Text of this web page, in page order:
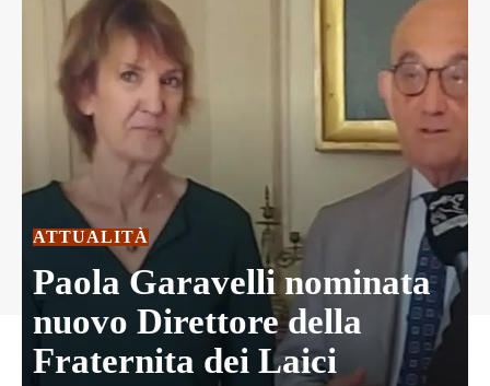
ATTUALITÀ
Paola Garavelli nominata
nuovo Direttore della
Fraternita dei Laici